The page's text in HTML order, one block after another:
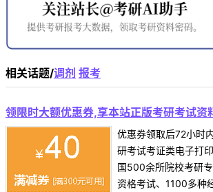
相关话题/调剂 报考
领限时大额优惠券,享本站正版考研考试资
优惠券领取后72小时
研考试考证类电子打
国500余所院校考研
资格考试、1100多种